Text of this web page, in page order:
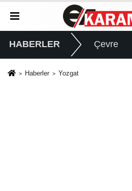
HABERLER Çevre
Haberler Yozgat